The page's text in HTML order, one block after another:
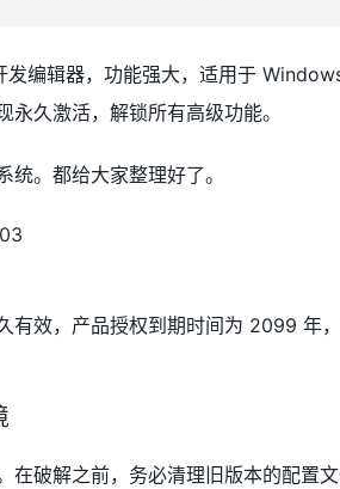
编辑器，功能强大，适用于
久激活，解锁所有高级功能。
。都给大家整理好了。
有效，产品授权到期时间为 2099 年，
破解之前，务必清理旧版本的配置文